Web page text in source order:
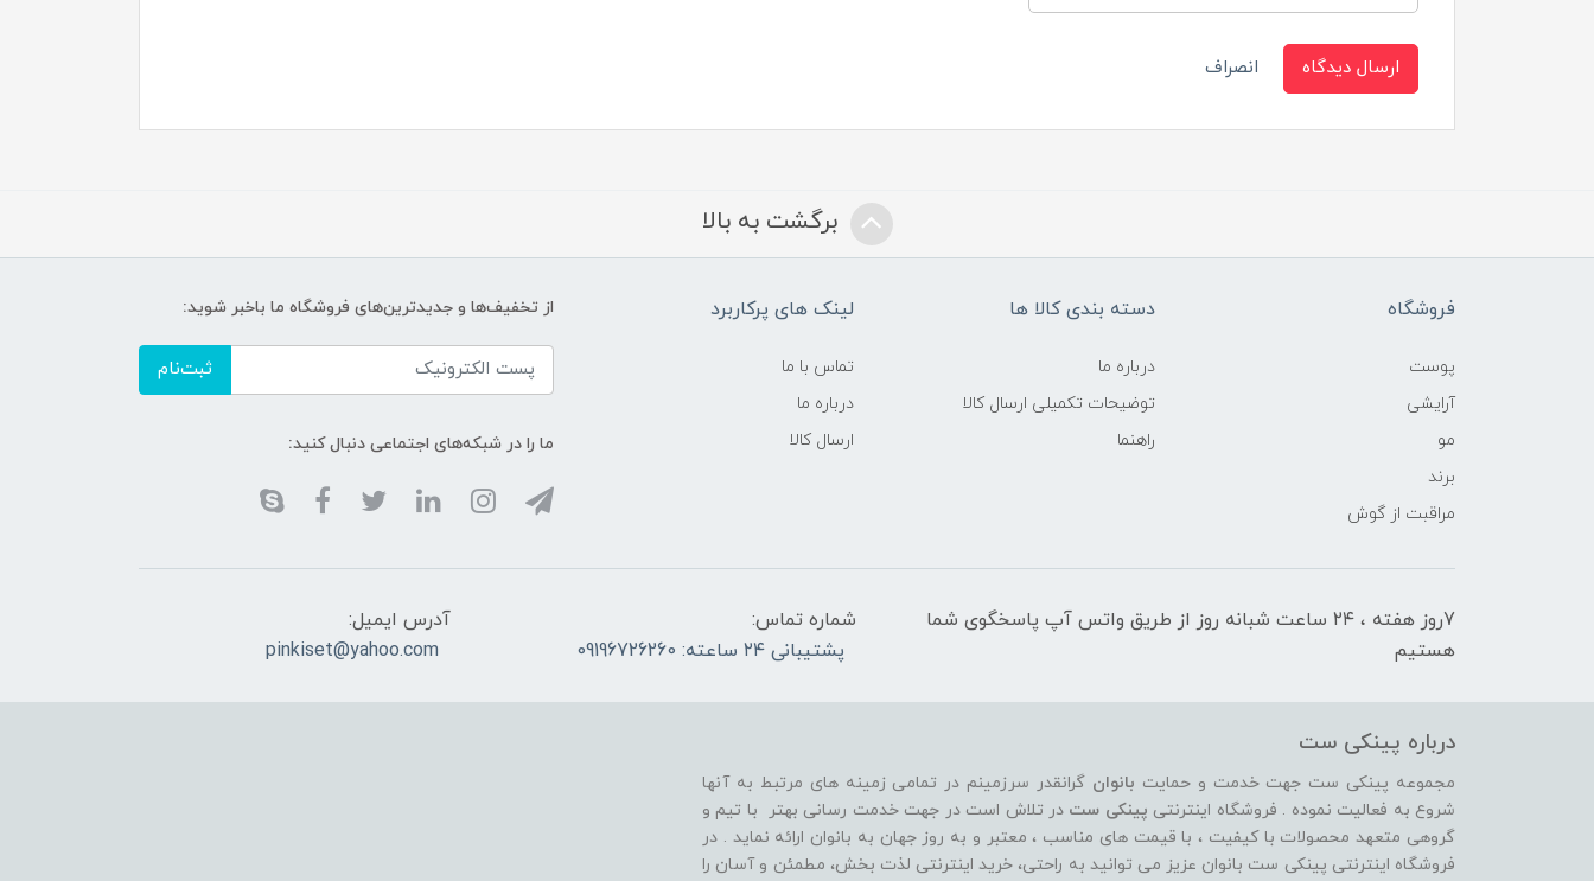
ارسال دیدگاه انصراف
برگشت به بالا
فروشگاه
پوست
آرایشی
مو
برند
مراقبت از گوش
دسته بندی کالا ها
درباره ما
توضیحات تکمیلی ارسال کالا
راهنما
لینک های پرکاربرد
تماس با ما
درباره ما
ارسال کالا
از تخفیف‌ها و جدیدترین‌های فروشگاه ما باخبر شوید:
ثبت‌نام
ما را در شبکه‌های اجتماعی دنبال کنید:
7روز هفته ، ۲۴ ساعت شبانه‌ روز از طریق واتس آپ پاسخگوی شما
هستیم
شماره تماس:
پشتیبانی ۲۴ ساعته: 09196726260
آدرس ایمیل:
pinkiset@yahoo.com
درباره پینکی ست
مجموعه پینکی ست جهت خدمت و حمایت بانوان گرانقدر سرزمینم در تمامی زمینه های مرتبط به آنها
شروع به فعالیت نموده . فروشگاه اینترنتی پینکی ست در تلاش است در جهت خدمت رسانی بهتر با تیم و
گروهی متعهد محصولات با کیفیت ، با قیمت های مناسب ، معتبر و به روز جهان به بانوان ارائه نماید . در
فروشگاه اینترنتی پینکی ست بانوان عزیز می توانيد به راحتی، خرید اینترنتی لذت بخش، مطمئن و آسان را